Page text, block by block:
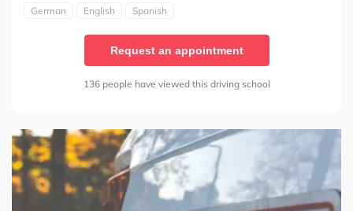
German English Spanish
Request an appointment
136 people have viewed this driving school